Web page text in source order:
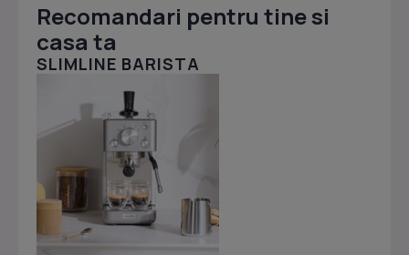
Recomandari pentru tine si
casa ta
SLIMLINE BARISTA